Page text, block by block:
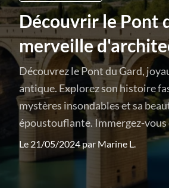
Découvrir le Pont
merveille
Découvrez le Pont du Gard,
antique. Explorez son histoire
mystères insondables et sa
époustouflante. Immergez-vous
Le 21/05/2024 par Marine L.